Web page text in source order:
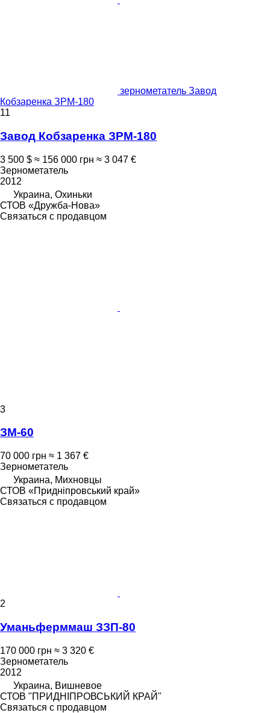
зернометатель Завод
Кобзаренка ЗРМ-180
11
Завод Кобзаренка ЗРМ-180
3 500 $ ≈ 156 000 грн ≈ 3 047 €
Зернометатель
2012
Украина, Охиньки
СТОВ «Дружба-Нова»
Связаться с продавцом
3
ЗМ-60
70 000 грн ≈ 1 367 €
Зернометатель
Украина, Михновцы
СТОВ «Придніпровський край»
Связаться с продавцом
2
Уманьферммаш ЗЗП-80
170 000 грн ≈ 3 320 €
Зернометатель
2012
Украина, Вишневое
СТОВ "ПРИДНІПРОВСЬКИЙ КРАЙ"
Связаться с продавцом